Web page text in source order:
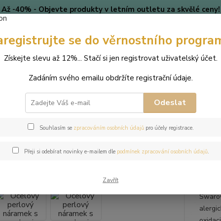
Až -40% - Objevte produkty v letním outletu za skvělé ceny!
🎄 VÁNOCE Blog
Hledat
(Po-
perlový náramek s perlami
se do věrnostního
Získejte slevu až 12%... Stačí si jen registrovat uživatelský účet.
Zadáním svého emailu obdržíte registrační údaje.
Odeslat
Souhlasím se zpracováním osobních údajůpro účely registrace.
Přeji si odebírat novinky e-mailem dle podmínek zpracování osobních údajů.
Zavřít